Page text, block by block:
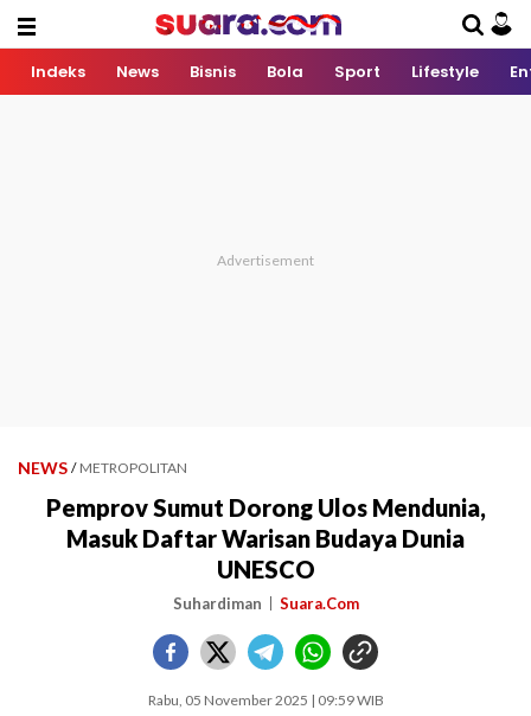
Indeks News Bisnis Bola Sport Lifestyle
NEWS / METROPOLITAN
Pemprov Sumut Dorong Ulos Mendunia,
Masuk Daftar Warisan Budaya Dunia
UNESCO
Suhardiman Suara.Com
Rabu, 05 November 2025 | 09:59 WIB